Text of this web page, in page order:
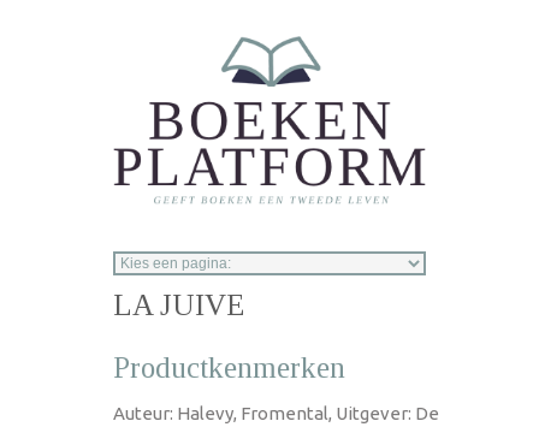
LA JUIVE
Productkenmerken
Auteur: Halevy, Fromental, Uitgever: De